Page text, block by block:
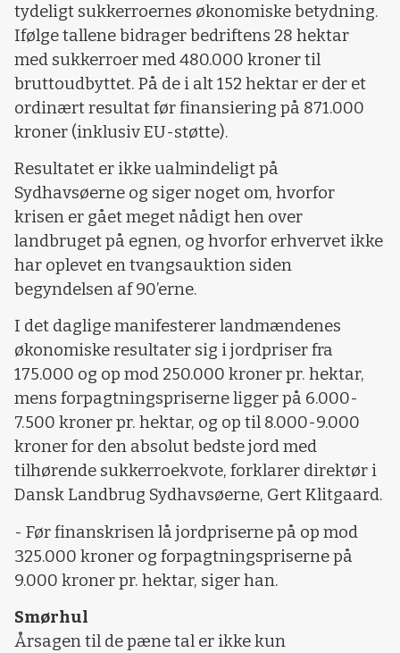
tydeligt sukkerroernes økonomiske betydning.
Ifølge tallene bidrager bedriftens 28 hektar
med sukkerroer med 480.000 kroner til
bruttoudbyttet. På de i alt 152 hektar er der et
ordinært resultat før finansiering på 871.000
kroner (inklusiv EU-støtte).
Resultatet er ikke ualmindeligt på
Sydhavsøerne og siger noget om, hvorfor
krisen er gået meget nådigt hen over
landbruget på egnen, og hvorfor erhvervet ikke
har oplevet en tvangsauktion siden
begyndelsen af 90’erne.
I det daglige manifesterer landmændenes
økonomiske resultater sig i jordpriser fra
175.000 og op mod 250.000 kroner pr. hektar,
mens forpagtningspriserne ligger på 6.000-
7.500 kroner pr. hektar, og op til 8.000-9.000
kroner for den absolut bedste jord med
tilhørende sukkerroekvote, forklarer direktør i
Dansk Landbrug Sydhavsøerne, Gert Klitgaard.
- Før finanskrisen lå jordpriserne på op mod
325.000 kroner og forpagtningspriserne på
9.000 kroner pr. hektar, siger han.
Smørhul
Årsagen til de pæne tal er ikke kun